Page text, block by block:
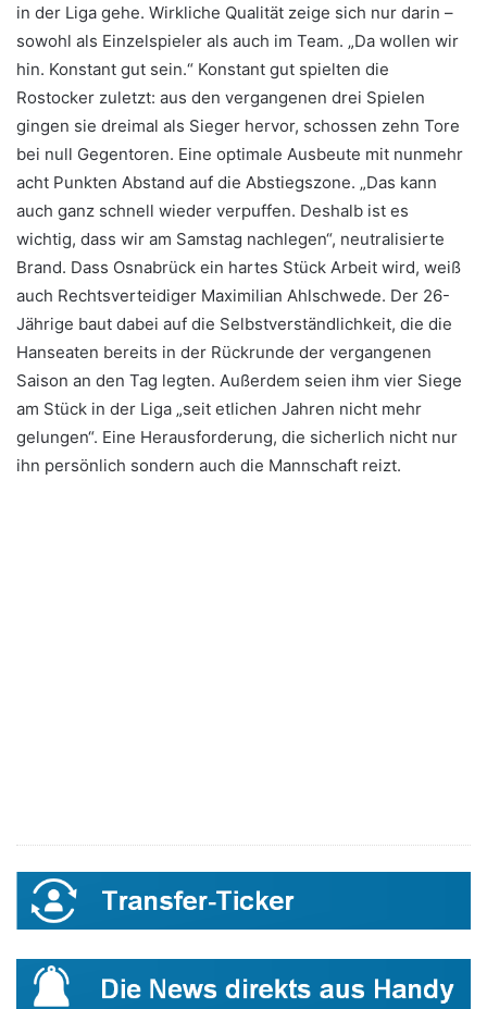
in der Liga gehe. Wirkliche Qualität zeige sich nur darin –
sowohl als Einzelspieler als auch im Team. „Da wollen wir
hin. Konstant gut sein.“ Konstant gut spielten die
Rostocker zuletzt: aus den vergangenen drei Spielen
gingen sie dreimal als Sieger hervor, schossen zehn Tore
bei null Gegentoren. Eine optimale Ausbeute mit nunmehr
acht Punkten Abstand auf die Abstiegszone. „Das kann
auch ganz schnell wieder verpuffen. Deshalb ist es
wichtig, dass wir am Samstag nachlegen“, neutralisierte
Brand. Dass Osnabrück ein hartes Stück Arbeit wird, weiß
auch Rechtsverteidiger Maximilian Ahlschwede. Der 26-
Jährige baut dabei auf die Selbstverständlichkeit, die die
Hanseaten bereits in der Rückrunde der vergangenen
Saison an den Tag legten. Außerdem seien ihm vier Siege
am Stück in der Liga „seit etlichen Jahren nicht mehr
gelungen“. Eine Herausforderung, die sicherlich nicht nur
ihn persönlich sondern auch die Mannschaft reizt.